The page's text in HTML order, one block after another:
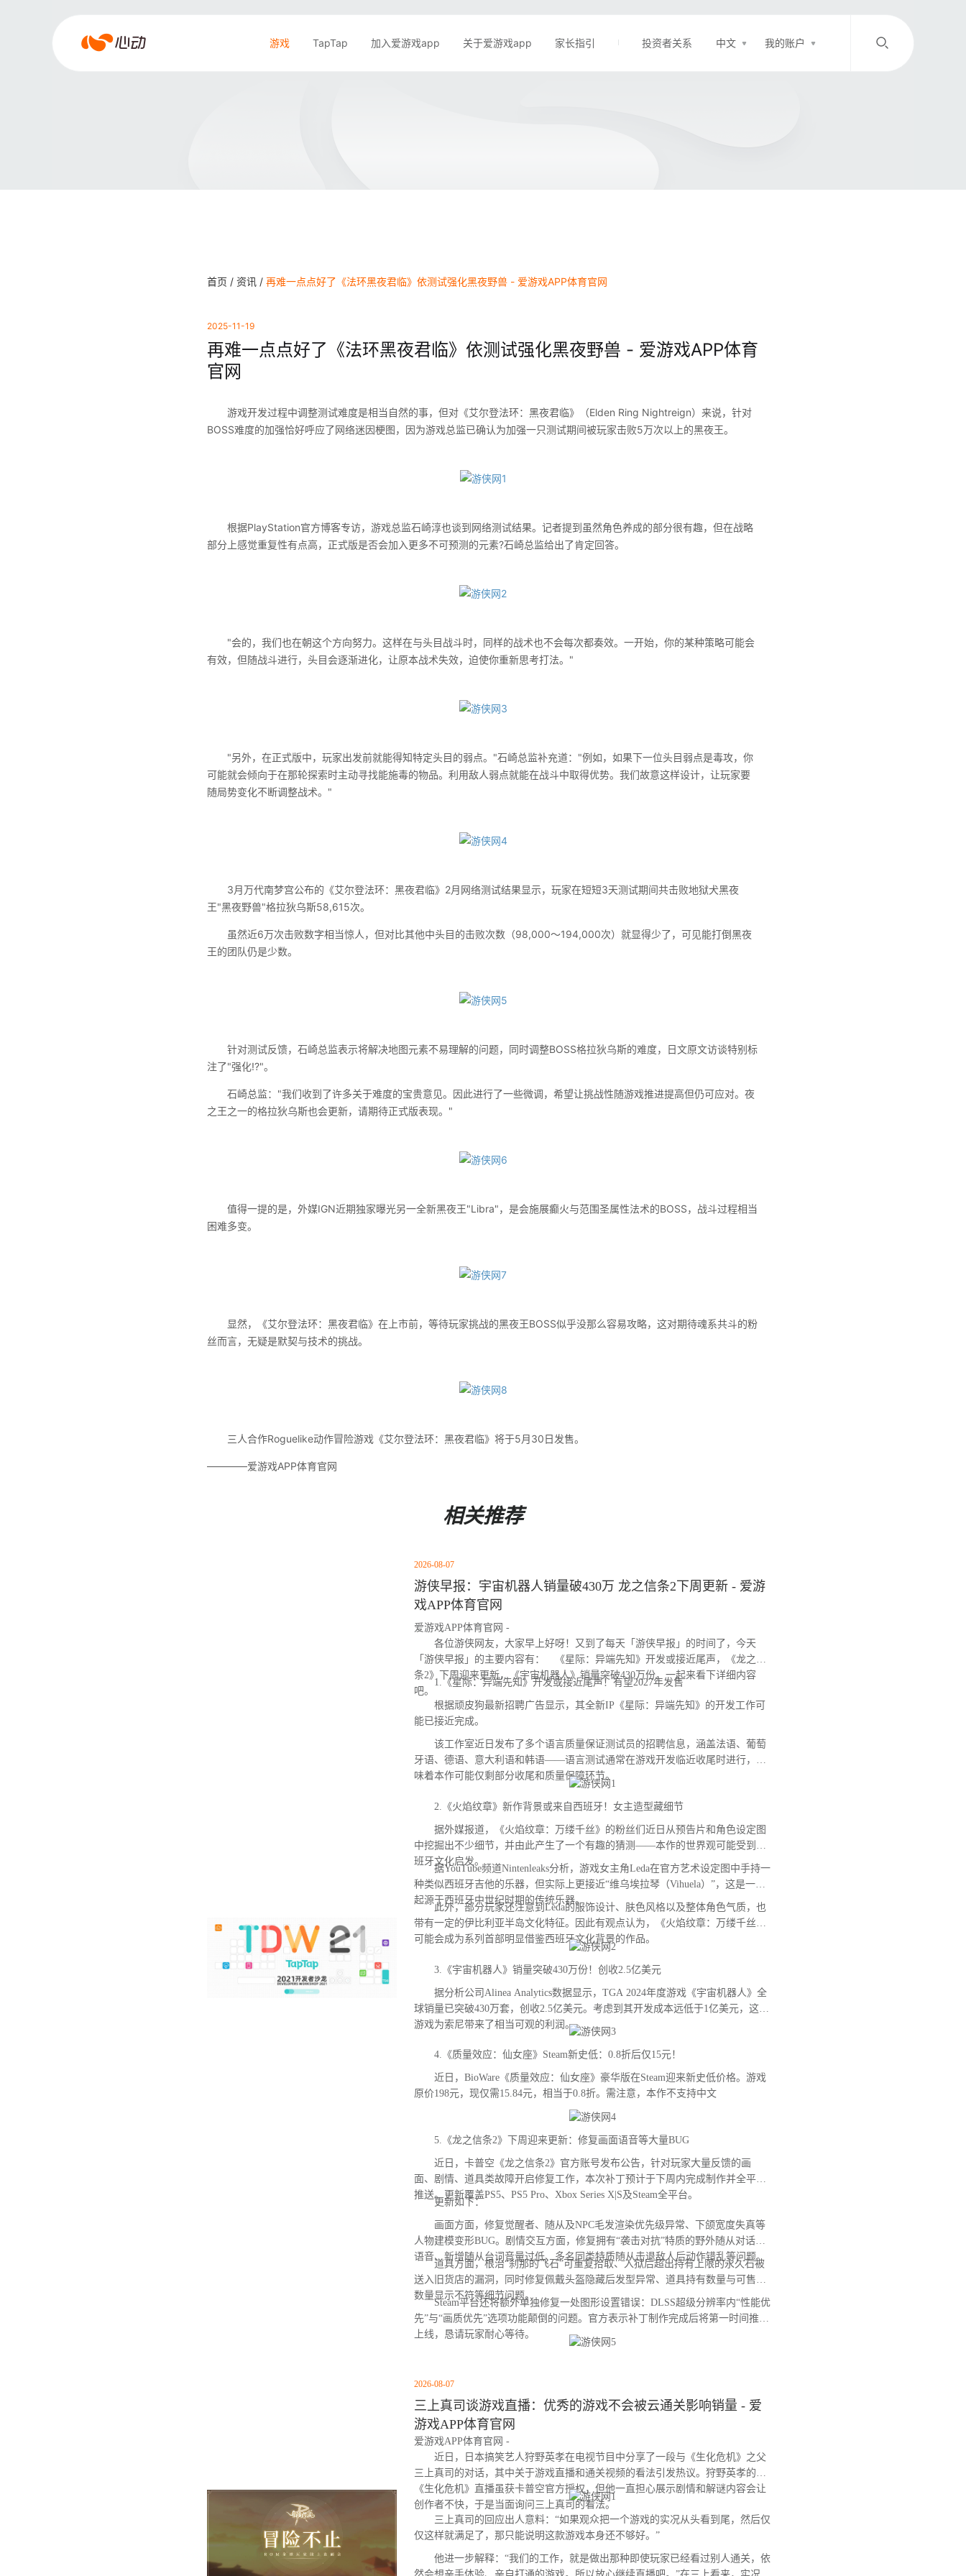
爱
游戏 TapTap 加入爱游戏app 关于爱游戏app 家长指引 投资者关系 中文 我的账户
/
首页 / 资讯 / 再难一点点好了《法环黑夜君临》依测试强化黑夜野兽 - 爱游戏APP体育官网
2025-11-19
再难一点点好了《法环黑夜君临》依测试强化黑夜野兽 - 爱游戏APP体育
官网
游戏开发过程中调整测试难度是相当自然的事，但对《艾尔登法环：黑夜君临》（Elden Ring Nightreign）来说，针对
BOSS难度的加强恰好呼应了网络迷因梗图，因为游戏总监已确认为加强一只测试期间被玩家击败5万次以上的黑夜王。
根据PlayStation官方博客专访，游戏总监石崎淳也谈到网络测试结果。记者提到虽然角色养成的部分很有趣，但在战略
部分上感觉重复性有点高，正式版是否会加入更多不可预测的元素?石崎总监给出了肯定回答。
"会的，我们也在朝这个方向努力。这样在与头目战斗时，同样的战术也不会每次都奏效。一开始，你的某种策略可能会
有效，但随战斗进行，头目会逐渐进化，让原本战术失效，迫使你重新思考打法。"
"另外，在正式版中，玩家出发前就能得知特定头目的弱点。"石崎总监补充道："例如，如果下一位头目弱点是毒攻，你
可能就会倾向于在那轮探索时主动寻找能施毒的物品。利用敌人弱点就能在战斗中取得优势。我们故意这样设计，让玩家要
随局势变化不断调整战术。"
3月万代南梦宫公布的《艾尔登法环：黑夜君临》2月网络测试结果显示，玩家在短短3天测试期间共击败地狱犬黑夜
王"黑夜野兽"格拉狄乌斯58,615次。
虽然近6万次击败数字相当惊人，但对比其他中头目的击败次数（98,000～194,000次）就显得少了，可见能打倒黑夜
王的团队仍是少数。
针对测试反馈，石崎总监表示将解决地图元素不易理解的问题，同时调整BOSS格拉狄乌斯的难度，日文原文访谈特别标
注了"强化!?"。
石崎总监："我们收到了许多关于难度的宝贵意见。因此进行了一些微调，希望让挑战性随游戏推进提高但仍可应对。夜
之王之一的格拉狄乌斯也会更新，请期待正式版表现。"
值得一提的是，外媒IGN近期独家曝光另一全新黑夜王"Libra"，是会施展癫火与范围圣属性法术的BOSS，战斗过程相当
困难多变。
显然，《艾尔登法环：黑夜君临》在上市前，等待玩家挑战的黑夜王BOSS似乎没那么容易攻略，这对期待魂系共斗的粉
丝而言，无疑是默契与技术的挑战。
三人合作Roguelike动作冒险游戏《艾尔登法环：黑夜君临》将于5月30日发售。
————爱游戏APP体育官网
相关推荐
2026-08-07
游侠早报：宇宙机器人销量破430万 龙之信条2下周更新 - 爱游
戏APP体育官网
爱游戏APP体育官网 -
各位游侠网友，大家早上好呀！又到了每天「游侠早报」的时间了，今天
「游侠早报」的主要内容有： 《星际：异端先知》开发或接近尾声，《龙之信
条2》下周迎来更新，《宇宙机器人》销量突破430万份，一起来看下详细内容
吧。
1.《星际：异端先知》开发或接近尾声！有望2027年发售
根据顽皮狗最新招聘广告显示，其全新IP《星际：异端先知》的开发工作可
能已接近完成。
该工作室近日发布了多个语言质量保证测试员的招聘信息，涵盖法语、葡萄
牙语、德语、意大利语和韩语——语言测试通常在游戏开发临近收尾时进行，意
味着本作可能仅剩部分收尾和质量保障环节。
2.《火焰纹章》新作背景或来自西班牙！女主造型藏细节
据外媒报道，《火焰纹章：万缕千丝》的粉丝们近日从预告片和角色设定图
中挖掘出不少细节，并由此产生了一个有趣的猜测——本作的世界观可能受到西
班牙文化启发。
据YouTube频道Nintenleaks分析，游戏女主角Leda在官方艺术设定图中手持一
种类似西班牙吉他的乐器，但实际上更接近“维乌埃拉琴（Vihuela）”，这是一种
起源于西班牙中世纪时期的传统乐器。
此外，部分玩家还注意到Leda的服饰设计、肤色风格以及整体角色气质，也
带有一定的伊比利亚半岛文化特征。因此有观点认为，《火焰纹章：万缕千丝》
可能会成为系列首部明显借鉴西班牙文化背景的作品。
3.《宇宙机器人》销量突破430万份！创收2.5亿美元
据分析公司Alinea Analytics数据显示，TGA 2024年度游戏《宇宙机器人》全
球销量已突破430万套，创收2.5亿美元。考虑到其开发成本远低于1亿美元，这款
游戏为索尼带来了相当可观的利润。
4.《质量效应：仙女座》Steam新史低：0.8折后仅15元！
近日，BioWare《质量效应：仙女座》豪华版在Steam迎来新史低价格。游戏
原价198元，现仅需15.84元，相当于0.8折。需注意，本作不支持中文
5.《龙之信条2》下周迎来更新：修复画面语音等大量BUG
近日，卡普空《龙之信条2》官方账号发布公告，针对玩家大量反馈的画
面、剧情、道具类故障开启修复工作，本次补丁预计于下周内完成制作并全平台
推送。更新覆盖PS5、PS5 Pro、Xbox Series X|S及Steam全平台。
更新如下：
画面方面，修复觉醒者、随从及NPC毛发渲染优先级异常、下颌宽度失真等
人物建模变形BUG。剧情交互方面，修复拥有“袭击对抗”特质的野外随从对话无
语音、新增随从台词音量过低、多名同类特质随从击退敌人后动作错乱等问题。
道具方面，根治“刹那的飞石”可重复拾取、入狱后超出持有上限的永久石被
送入旧货店的漏洞，同时修复佩戴头盔隐藏后发型异常、道具持有数量与可售卖
数量显示不符等细节问题。
Steam平台还将额外单独修复一处图形设置错误：DLSS超级分辨率内“性能优
先”与“画质优先”选项功能颠倒的问题。官方表示补丁制作完成后将第一时间推送
上线，恳请玩家耐心等待。
2026-08-07
三上真司谈游戏直播：优秀的游戏不会被云通关影响销量 - 爱
游戏APP体育官网
爱游戏APP体育官网 -
近日，日本搞笑艺人狩野英孝在电视节目中分享了一段与《生化危机》之父
三上真司的对话，其中关于游戏直播和通关视频的看法引发热议。狩野英孝的
《生化危机》直播虽获卡普空官方授权，但他一直担心展示剧情和解谜内容会让
创作者不快，于是当面询问三上真司的看法。
三上真司的回应出人意料：“如果观众把一个游戏的实况从头看到尾，然后仅
仅这样就满足了，那只能说明这款游戏本身还不够好。”
他进一步解释：“我们的工作，就是做出那种即使玩家已经看过别人通关，依